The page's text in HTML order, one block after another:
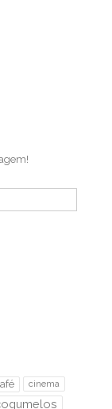
cinema